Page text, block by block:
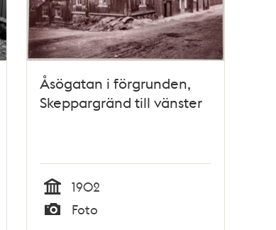
Åsögatan i förgrunden,
Skeppargränd till vänster
Tid
1902
Foto